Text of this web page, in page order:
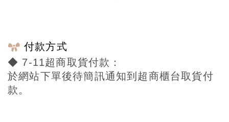
付款方式
◆ 7-11超商取貨付款：
於網站下單後待簡訊通知到超商櫃台取貨付
款。